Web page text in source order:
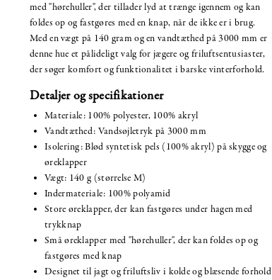
med "hørehuller", der tillader lyd at trænge igennem og kan
foldes op og fastgøres med en knap, når de ikke er i brug.
Med en vægt på 140 gram og en vandtæthed på 3000 mm er
denne hue et pålideligt valg for jægere og friluftsentusiaster,
der søger komfort og funktionalitet i barske vinterforhold.
Detaljer og specifikationer
Materiale: 100% polyester, 100% akryl
Vandtæthed: Vandsøjletryk på 3000 mm
Isolering: Blød syntetisk pels (100% akryl) på skygge og
øreklapper
Vægt: 140 g (størrelse M)
Indermateriale: 100% polyamid
Store øreklapper, der kan fastgøres under hagen med
trykknap
Små øreklapper med "hørehuller", der kan foldes op og
fastgøres med knap
Designet til jagt og friluftsliv i kolde og blæsende forhold